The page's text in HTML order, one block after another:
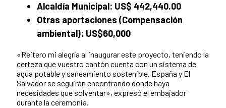
Alcaldía Municipal: US$ 442,440.00
Otras aportaciones (Compensación
ambiental): US$60,000
«Reitero mi alegría al inaugurar este proyecto, teniendo la
certeza que vuestro cantón cuenta con un sistema de
agua potable y saneamiento sostenible. España y El
Salvador se seguirán encontrando donde haya
necesidades que solventar», expresó el embajador
durante la ceremonia.